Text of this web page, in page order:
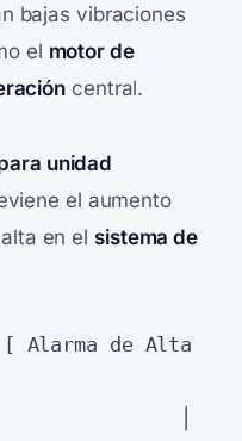
bajas vibraciones
el motor de
central.
unidad
el aumento
en el sistema de